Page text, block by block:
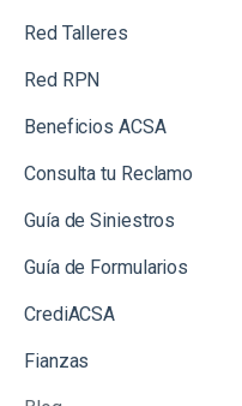
Red Talleres
Red RPN
Beneficios ACSA
Consulta tu Reclamo
Guía de Siniestros
Guía de Formularios
CrediACSA
Fianzas